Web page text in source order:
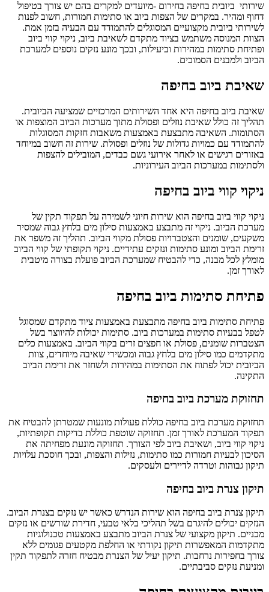
שירותי ביובית בחיפה בחירום -מיועדים למקרים בהם יש צורך בטיפול
דחוף ומהיר. במקרים של הצפות ביוב או סתימות חמורות, חשוב לפנות
לשירותי ביובית מקצועיים המסוגלים להתמודד עם הבעיה בזמן אמת.
הצוות המנוסה משתמש בציוד מתקדם לשאיבת ביוב, ניקוי קווי ביוב
ופתיחת סתימות במהירות וביעילות, ובכך מונע נזקים נוספים למערכת
הביוב ולמבנים הסמוכים.
שאיבת ביוב בחיפה
שאיבת ביוב בחיפה היא אחד השירותים המרכזיים שמציעה הביובית.
תהליך זה כולל שאיבת נוזלים ופסולת מתוך מערכות הביוב המוצפות או
הסתומות. השאיבה מתבצעת באמצעות משאבות חזקות המסוגלות
להתמודד עם כמויות גדולות של נוזלים ופסולת. שירות זה חשוב במיוחד
באזורים רגישים או לאחר אירועי גשם כבדים, המובילים להצפות
ולסתימות במערכות הביוב העירוניות.
ניקוי קווי ביוב בחיפה
ניקוי קווי ביוב בחיפה הוא שירות חיוני לשמירה על תפקוד תקין של
מערכת הביוב. ניקוי זה מתבצע באמצעות סילון מים בלחץ גבוה שמסיר
משקעים, שומנים והצטברויות פסולת מקווי הביוב. תהליך זה משפר את
זרימת הביוב ומונע סתימות ונזקים עתידיים. ניקוי תקופתי של קווי הביוב
מומלץ לכל מבנה, כדי להבטיח שמערכת הביוב פועלת בצורה מיטבית
לאורך זמן.
פתיחת סתימות ביוב בחיפה
פתיחת סתימות ביוב בחיפה מתבצעת באמצעות ציוד מתקדם שמסוגל
לטפל בבעיות סתימות במערכות ביוב. סתימות יכולות להיווצר בשל
הצטברות שומנים, פסולת או חפצים זרים בקווי הביוב. באמצעות כלים
מתקדמים כמו סילון מים בלחץ גבוה ומכשירי שאיבה מיוחדים, צוות
הביובית יכול לפתוח את הסתימות במהירות ולשחזר את זרימת הביוב
התקינה.
תחזוקת מערכת ביוב בחיפה
תחזוקת מערכת ביוב בחיפה כוללת פעולות מונעות שמטרתן להבטיח את
תפקוד המערכת לאורך זמן. תחזוקה שוטפת כוללת בדיקות תקופתיות,
ניקוי קווי ביוב, ושאיבת ביוב לפי הצורך. תחזוקה מונעת מפחיתה את
הסיכון לבעיות חמורות כמו סתימות, נזילות והצפות, ובכך חוסכת עלויות
תיקון גבוהות וטרדה לדיירים ולעסקים.
תיקון צנרת ביוב בחיפה
תיקון צנרת ביוב בחיפה הוא שירות הנדרש כאשר יש נזקים בצנרת הביוב.
הנזקים יכולים להיגרם בשל תהליכי בלאי טבעי, חדירת שורשים או נזקים
מכניים. תיקון מקצועי של צנרת הביוב מתבצע באמצעות טכנולוגיות
מתקדמות המאפשרות תיקון נקודתי או החלפת מקטעים פגומים ללא
צורך בחפירות נרחבות. תיקון יעיל של הצנרת מבטיח חזרה לתפקוד תקין
ומניעת נזקים סביבתיים.